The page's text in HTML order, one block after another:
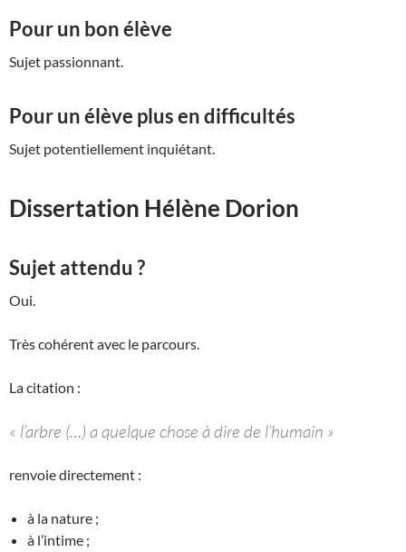
Pour un bon élève
Sujet passionnant.
Pour un élève plus en difficultés
Sujet potentiellement inquiétant.
Dissertation Hélène Dorion
Sujet attendu ?
Oui.
Très cohérent avec le parcours.
La citation :
« l’arbre (…) a quelque chose à dire de l’humain »
renvoie directement :
à la nature ;
à l’intime ;